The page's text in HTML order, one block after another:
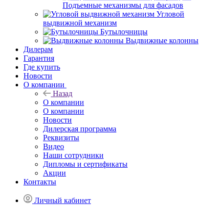
Подъемные механизмы для фасадов
Угловой
выдвижной механизм
Бутылочницы
Выдвижные колонны
Дилерам
Гарантия
Где купить
Новости
О компании
Назад
О компании
О компании
Новости
Дилерская программа
Реквизиты
Видео
Наши сотрудники
Дипломы и сертификаты
Акции
Контакты
Личный кабинет